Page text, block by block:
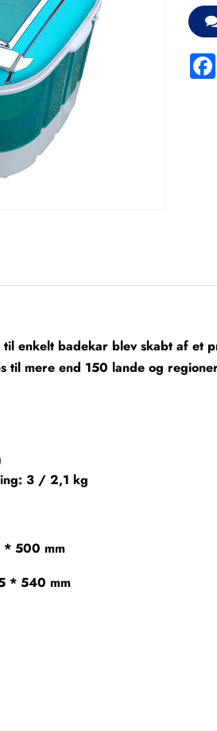
til enkelt badekar blev skabt af et
til mere end 150 lande og
3 / 2,1 kg
* 500 mm
* 540 mm